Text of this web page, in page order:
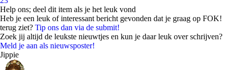
Help ons; deel dit item als je het leuk vond
Heb je een leuk of interessant bericht gevonden dat je graag op FOK!
terug ziet? Tip ons dan via de submit!
Zoek jij altijd de leukste nieuwtjes en kun je daar leuk over schrijven?
Meld je aan als nieuwsposter!
Jippie